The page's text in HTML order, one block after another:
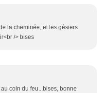
la cheminée, et les gésiers
/> bises
coin du feu...bises, bonne